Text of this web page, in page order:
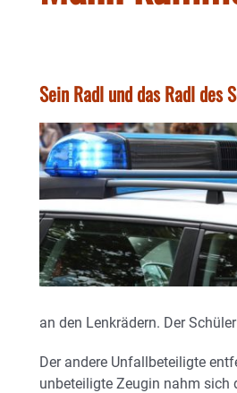
Sein Radl und das Radl
an den Lenkrädern. Der
Der andere Unfallbeteiligte
unbeteiligte Zeugin nahm sich